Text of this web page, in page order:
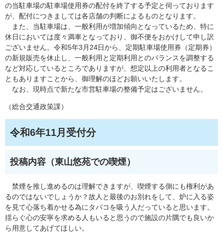
の当駐車場の駐車場使用券の配付を終了する予定と伺っております
が、配付につきましては各店舗の判断によるものとなります。
また、当駐車場は、一般利用が増加傾向となっているため、特に
休日においては度々満車となっており、御不便をおかけして申し訳
ございません。令和5年3月24日から、定期駐車場使用券（定期券）
の新規販売を休止し、一般利用と定期利用とのバランスを調整する
など対応しているところでありますが、想定以上の利用者となるこ
ともありますことから、御理解のほどお願いいたします。
なお、現時点で新たな市営駐車場の整備予定はございません。
（総合交通政策課）
令和6年11月受付分​
投稿内容（東山悠苑での喫煙）
禁煙を推し進めるのは理解できますが、喫煙する側にも権利があ
るのではないでしょうか？故人と最後のお別れをして、炉に入る姿
を見て心落ち着かせる為にタバコを吸う人だっていると思います。
揺らぐ心の安寧を求める人もいると思うので施設の片隅でも良いか
ら用意してあげてほしい。